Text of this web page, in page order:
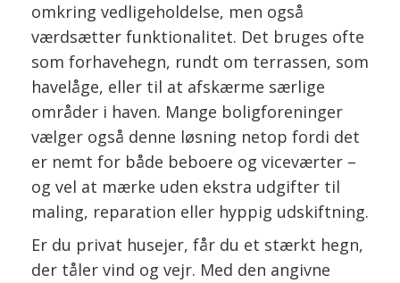
omkring vedligeholdelse, men også
værdsætter funktionalitet. Det bruges ofte
som forhavehegn, rundt om terrassen, som
havelåge, eller til at afskærme særlige
områder i haven. Mange boligforeninger
vælger også denne løsning netop fordi det
er nemt for både beboere og viceværter –
og vel at mærke uden ekstra udgifter til
maling, reparation eller hyppig udskiftning.
Er du privat husejer, får du et stærkt hegn,
der tåler vind og vejr. Med den angivne